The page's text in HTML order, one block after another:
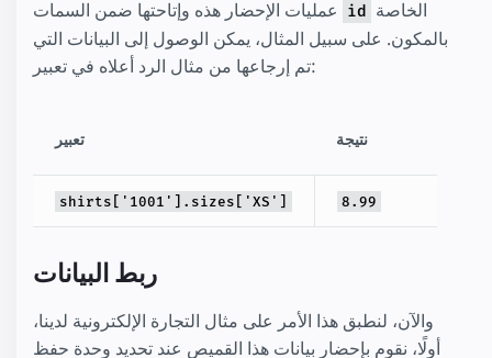
id
بالمكون. على سبيل المثال، يمكن الوصول إلى البيانات التي
تم إرجاعها من مثال الرد أعلاه في تعبير:
تعبير نتيجة
shirts['1001'].sizes['XS'] 8.99
ربط البيانات
والآن، لنطبق هذا الأمر على مثال التجارة الإلكترونية لدينا،
أولًا، نقوم بإحضار بيانات هذا القميص عند تحديد وحدة حفظ